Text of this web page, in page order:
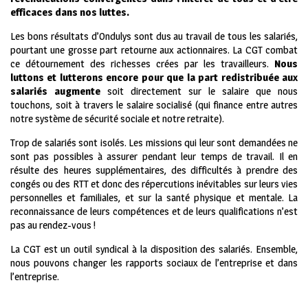
efficaces dans nos luttes.
Les bons résultats d’Ondulys sont dus au travail de tous les salariés,
pourtant une grosse part retourne aux actionnaires. La CGT combat
ce détournement des richesses crées par les travailleurs. Nous
luttons et lutterons encore pour que la part redistribuée aux
salariés augmente soit directement sur le salaire que nous
touchons, soit à travers le salaire socialisé (qui finance entre autres
notre système de sécurité sociale et notre retraite).
Trop de salariés sont isolés. Les missions qui leur sont demandées ne
sont pas possibles à assurer pendant leur temps de travail. Il en
résulte des heures supplémentaires, des difficultés à prendre des
congés ou des RTT et donc des répercutions inévitables sur leurs vies
personnelles et familiales, et sur la santé physique et mentale. La
reconnaissance de leurs compétences et de leurs qualifications n’est
pas au rendez-vous !
La CGT est un outil syndical à la disposition des salariés. Ensemble,
nous pouvons changer les rapports sociaux de l’entreprise et dans
l’entreprise.